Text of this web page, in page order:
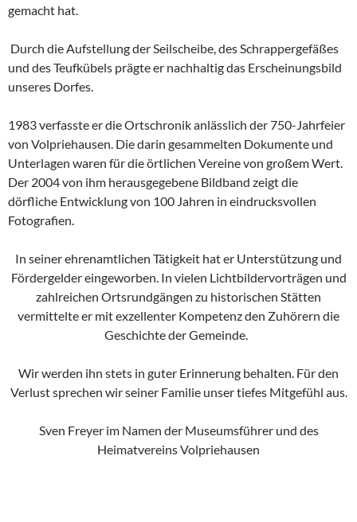
gemacht hat.
Durch die Aufstellung der Seilscheibe, des Schrappergefäßes
und des Teufkübels prägte er nachhaltig das Erscheinungsbild
unseres Dorfes.
1983 verfasste er die Ortschronik anlässlich der 750-Jahrfeier
von Volpriehausen. Die darin gesammelten Dokumente und
Unterlagen waren für die örtlichen Vereine von großem Wert.
Der 2004 von ihm herausgegebene Bildband zeigt die
dörfliche Entwicklung von 100 Jahren in eindrucksvollen
Fotografien.
In seiner ehrenamtlichen Tätigkeit hat er Unterstützung und
Fördergelder eingeworben. In vielen Lichtbildervorträgen und
zahlreichen Ortsrundgängen zu historischen Stätten
vermittelte er mit exzellenter Kompetenz den Zuhörern die
Geschichte der Gemeinde.
Wir werden ihn stets in guter Erinnerung behalten. Für den
Verlust sprechen wir seiner Familie unser tiefes Mitgefühl aus.
Sven Freyer im Namen der Museumsführer und des
Heimatvereins Volpriehausen